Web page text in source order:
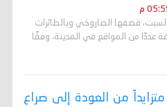
قصفها الصاروخي وبالطائرات
عددًا من المواقع في المدينة، وفقًا
متزايداً من العودة إلى صراع